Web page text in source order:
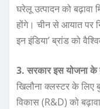
घरेलू उत्पादन को
होंगे। चीन से आयात पर
इन इंडिया’ ब्रांड को
3. सरकार इस योजना के
खिलौना क्लस्टर के लिए
विकास (R&D) को